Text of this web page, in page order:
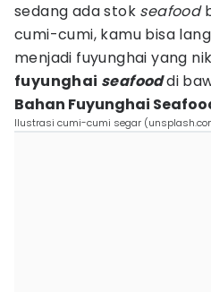
sedang ada stok seafood
cumi-cumi, kamu bisa
menjadi fuyunghai yang
fuyunghai seafooddi
Bahan Fuyunghai
Ilustrasi cumi-cumi segar